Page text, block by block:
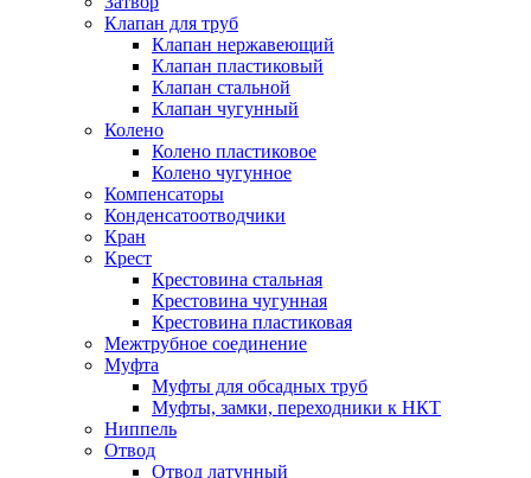
Клапан для труб
Клапан нержавеющий
Клапан пластиковый
Клапан стальной
Клапан чугунный
Колено
Колено пластиковое
Колено чугунное
Компенсаторы
Конденсатоотводчики
Кран
Крест
Крестовина стальная
Крестовина чугунная
Крестовина пластиковая
Межтрубное соединение
Муфта
Муфты для обсадных труб
Муфты, замки, переходники к НКТ
Ниппель
Отвод
Отвод латунный